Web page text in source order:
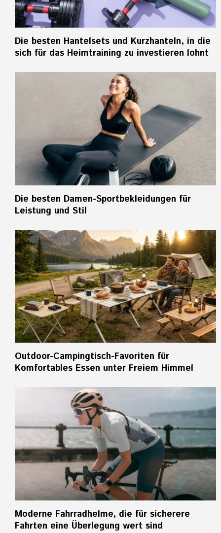
Die besten Hantelsets und Kurzhanteln, in die
sich für das Heimtraining zu investieren lohnt
Die besten Damen-Sportbekleidungen für
Leistung und Stil
Outdoor-Campingtisch-Favoriten für
Komfortables Essen unter Freiem Himmel
Moderne Fahrradhelme, die für sicherere
Fahrten eine Überlegung wert sind